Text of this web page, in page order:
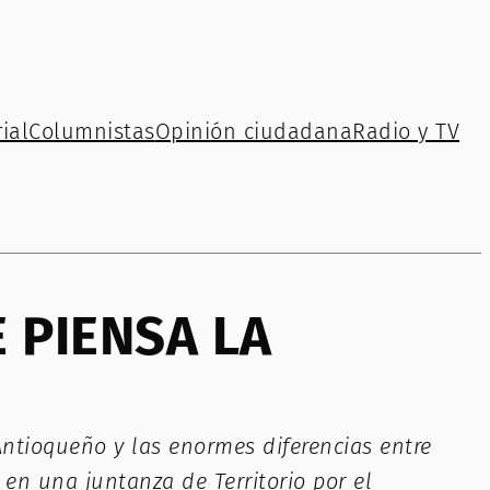
ColumnistasOpinión ciudadanaRadio y TV
PIENSA LA
y las enormes diferencias entre
una juntanza de Territorio por el